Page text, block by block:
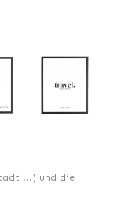
...) und die